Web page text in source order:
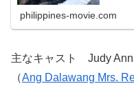
philippines-movie.com
主なキャスト Judy Ann
（Ang Dalawang Mrs.